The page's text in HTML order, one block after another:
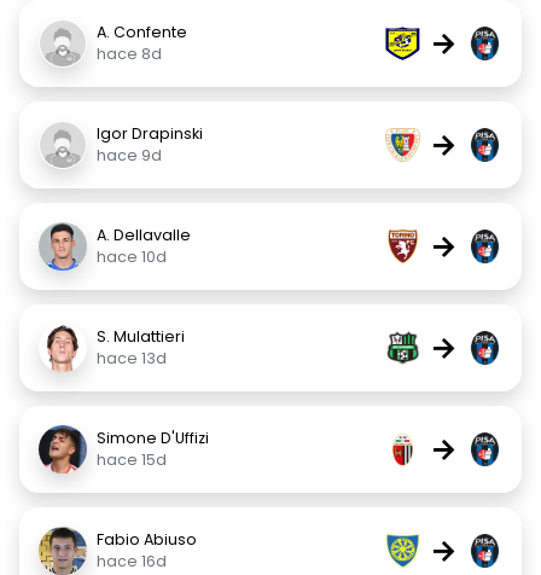
A. Confente
hace 8d
→
Igor Drapinski
hace 9d
→
A. Dellavalle
hace 10d
→
S. Mulattieri
hace 13d
→
Simone D'Uffizi
hace 15d
→
Fabio Abiuso
hace 16d
→